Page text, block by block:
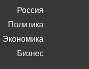
Россия
Политика
Экономика
Бизнес